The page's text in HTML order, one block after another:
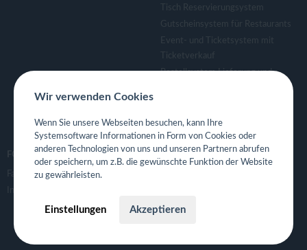
Tisch Reservierungsystem
Gutscheinsystem für Restaurants
Event- und Ticketsystem mit
Ticketverkauf
Bestellsystem Lieferung und
Eigene App für Restaurant
FOLGE UNS
Facebook
Instagram
Wir verwenden Cookies
Wenn Sie unsere Webseiten besuchen, kann Ihre
Systemsoftware Informationen in Form von Cookies oder
anderen Technologien von uns und unseren Partnern abrufen
oder speichern, um z.B. die gewünschte Funktion der Website
zu gewährleisten.
Einstellungen Akzeptieren